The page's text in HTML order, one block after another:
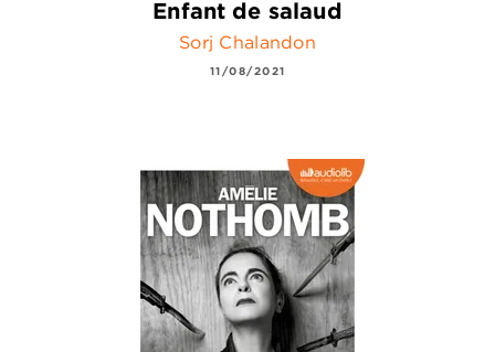
Enfant de salaud
Sorj Chalandon
11/08/2021